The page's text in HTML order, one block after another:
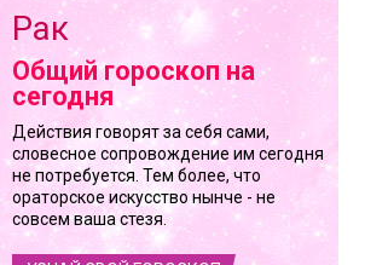
Рак
Общий гороскоп на
сегодня
Действия говорят за себя сами,
словесное сопровождение им сегодня
не потребуется. Тем более, что
ораторское искусство нынче - не
совсем ваша стезя.